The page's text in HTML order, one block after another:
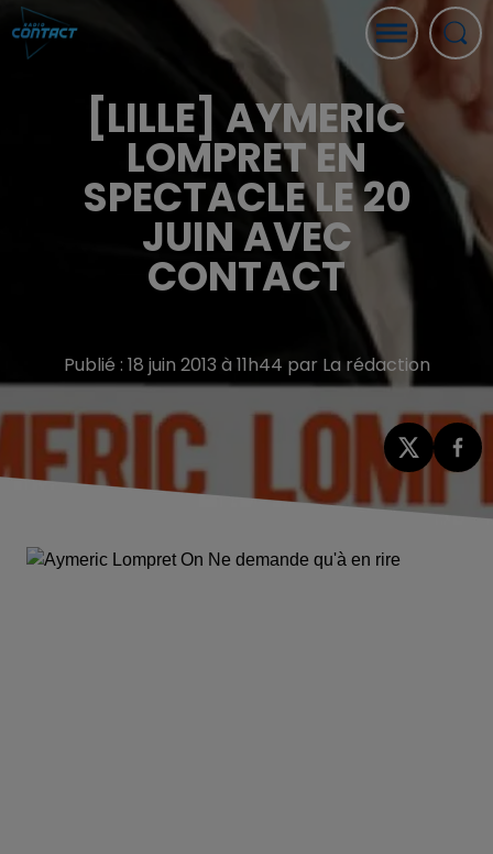
[LILLE] AYMERIC
LOMPRET EN
SPECTACLE LE 20
JUIN AVEC
CONTACT
Publié : 18 juin 2013 à 11h44 par La rédaction